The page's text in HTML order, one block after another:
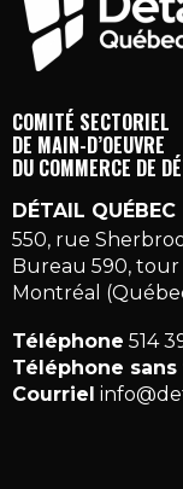
COMITÉ SECTORIEL
DE MAIN-D’OEUVRE
DU COMMERCE DE
DÉTAIL QUÉBEC
550, rue
Bureau 590,
Montréal
Téléphone 514
Téléphone sans
Courriel